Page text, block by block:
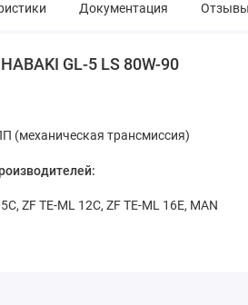
Документация
GL-5 LS 80W-90
(механическая трансмиссия)
ZF TE-ML 12C, ZF TE-ML 16E, MAN